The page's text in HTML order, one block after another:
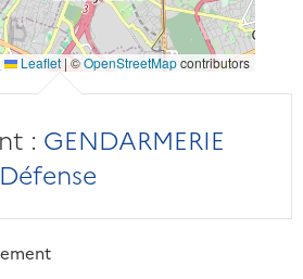
Leaflet|©OpenStreetMapcontributors
: GENDARMERIE
Défense